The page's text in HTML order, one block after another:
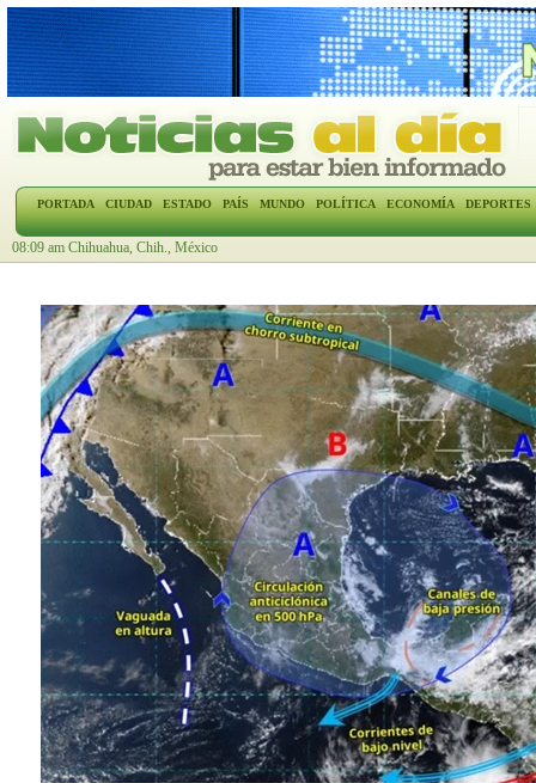
PORTADA CIUDAD ESTADO PAÍS MUNDO POLÍTICA ECONOMÍA DEPORTES
08:09 am Chihuahua, Chih., México